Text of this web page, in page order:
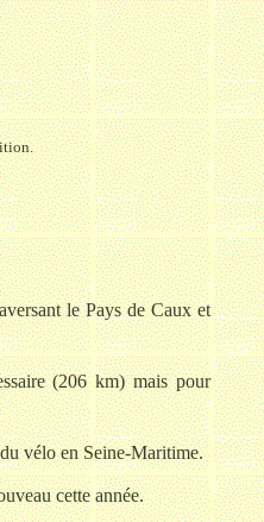
le Pays de Caux et
(206 km) mais pour
vélo en Seine-Maritime.
cette année.